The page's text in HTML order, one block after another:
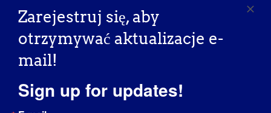
najlepiej i pracuje najciężej. Jest dumny z
tego, że jest to jedna z jego najsilniejszych
cech i lubi opisywać siebie jako
"zaciekłego".
Jak LGMD wpłynęło na to, że stałeś się
osobą, którą jesteś dzisiaj?
Zarejestruj się, aby
otrzymywać aktualizacje e-
mail!
Sign up for updates!